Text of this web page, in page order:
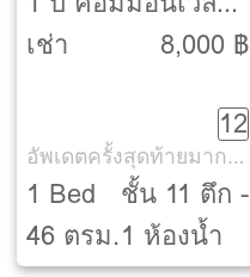
ปิ่นเกล้า
เช่า
8,000 ฿
12
อัพเดตครั้งสุดท้ายมากกว่า 30 วัน
1 Bed
46 ตรม.
ชั้น 11 ตึก -
1 ห้องน้ำ